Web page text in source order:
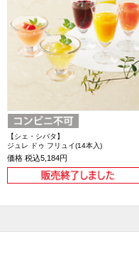
【シェ・シバタ】
ジュレ ドゥ フリュイ(14本入)
価格 税込5,184円